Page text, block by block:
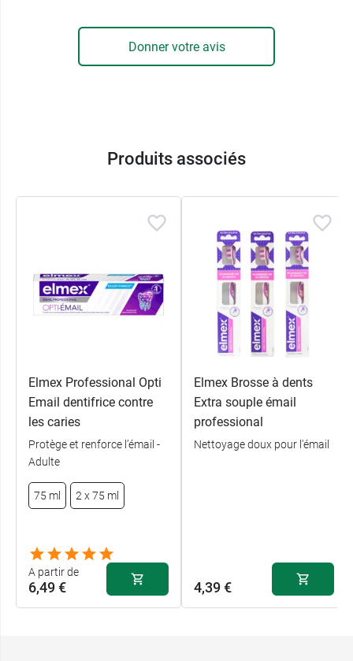
Donner votre avis
Produits associés
Elmex Professional Opti
Email dentifrice contre
les caries
Protège et renforce l’émail -
Adulte
75 ml 2 x 75 ml
A partir de
6,49 €
Elmex Brosse à dents
Extra souple émail
professional
Nettoyage doux pour l'émail
4,39 €